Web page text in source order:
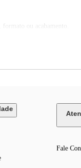
ou acabamento.
Fale